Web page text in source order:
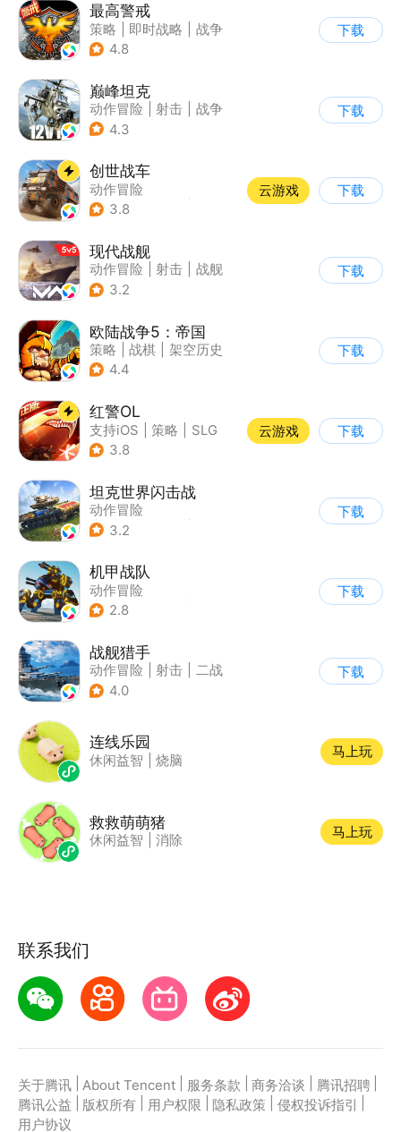
最高警戒
策略 即时战略
战争
| 红警
4.8
下载
巅峰坦克
动作冒险 射击
战争
| 战术竞技
4.3
下载
创世战车
动作冒险
| 第三人称射击
3.8
云游戏 下载
现代战舰
动作冒险 射击
战舰
| 5v5
3.2
下载
欧陆战争5：帝国
策略 战棋
架空历史
| 欧陆战争
4.4
下载
红警OL
支持iOS 策略
SLG
| 二战
3.8
云游戏 下载
坦克世界闪击战
动作冒险
| 第三人称射击
3.2
下载
机甲战队
动作冒险
| 第三人称射击
2.8
下载
战舰猎手
动作冒险 射击
二战
| 战术竞技
4.0
下载
连线乐园
休闲益智 烧脑
马上玩
救救萌萌猪
休闲益智 消除
马上玩
联系我们
关于腾讯 About Tencent 服务条款 商务洽谈 腾讯招聘
腾讯公益
版权所有 用户权限 隐私政策 侵权投诉指引
用户协议